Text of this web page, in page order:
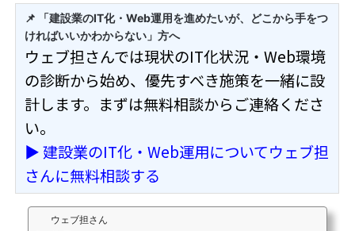
📌 「建設業のIT化・Web運用を進めたいが、どこから手をつ
ければいいかわからない」方へ
ウェブ担さんでは現状のIT化状況・Web環境
の診断から始め、優先すべき施策を一緒に設
計します。まずは無料相談からご連絡くださ
い。
▶ 建設業のIT化・Web運用についてウェブ担
さんに無料相談する
ウェブ担さん